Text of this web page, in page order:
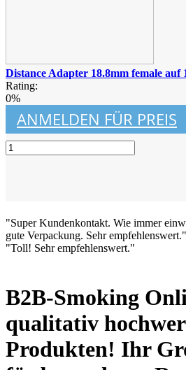
Distance Adapter 18.8mm female auf
Rating:
0%
ANMELDEN FÜR PREIS
"Super Kundenkontakt. Wie immer
gute Verpackung. Sehr empfehlenswert."
"Toll! Sehr empfehlenswert."
B2B-Smoking
qualitativ
Produkten! Ihr